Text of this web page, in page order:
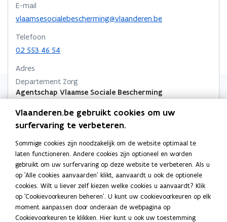
e
n
n
i
e
w
v
e
n
s
t
e
n
l
e
b
o
r
d
e
n
n
i
e
u
v
e
s
t
e
r
E-mail
vlaamsesocialebescherming@vlaanderen.be
Telefoon
02 553 46 54
Adres
Departement Zorg
Agentschap Vlaamse Sociale Bescherming
Marie-Elisabeth Belpairegebouw
Simon Bolivarlaan 17, 1000 Brussel, België
Routeplanner
o
p
e
n
t
i
n
n
i
Postadres
Departement Zorg
Agentschap Vlaamse Sociale Bescherming
Koning Albert II laan 15 bus 500, 1210 Brussel, België
Meer details
Vlaanderen.be gebruikt cookies om uw
surfervaring te verbeteren.
Sommige cookies zijn noodzakelijk om de website optimaal te
laten functioneren. Andere cookies zijn optioneel en worden
gebruikt om uw surfervaring op deze website te verbeteren. Als u
op 'Alle cookies aanvaarden' klikt, aanvaardt u ook de optionele
cookies. Wilt u liever zelf kiezen welke cookies u aanvaardt? Klik
op 'Cookievoorkeuren beheren'. U kunt uw cookievoorkeuren op elk
moment aanpassen door onderaan de webpagina op
Cookievoorkeuren te klikken. Hier kunt u ook uw toestemming